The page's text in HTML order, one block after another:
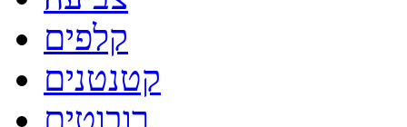
קלפים
קטנטנים
רובוטים